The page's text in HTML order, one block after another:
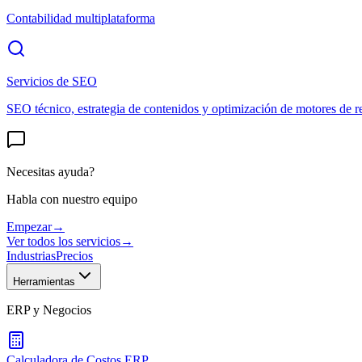
Contabilidad multiplataforma
Servicios de SEO
SEO técnico, estrategia de contenidos y optimización de motores de
Necesitas ayuda?
Habla con nuestro equipo
Empezar→
Ver todos los servicios→
IndustriasPrecios
Herramientas
ERP y Negocios